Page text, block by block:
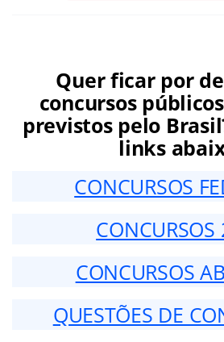
Quer ficar por
concursos
previstos pelo
links
CONCURSOS
CONCURSOS
CONCURSOS
QUESTÕES DE